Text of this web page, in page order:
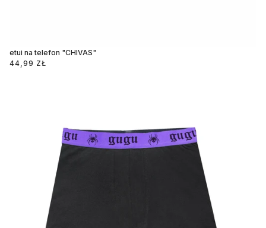
etui na telefon "CHIVAS"
44,99 ZŁ